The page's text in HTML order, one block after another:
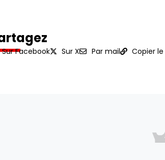
Sur Facebook Sur X Par mail Copier le